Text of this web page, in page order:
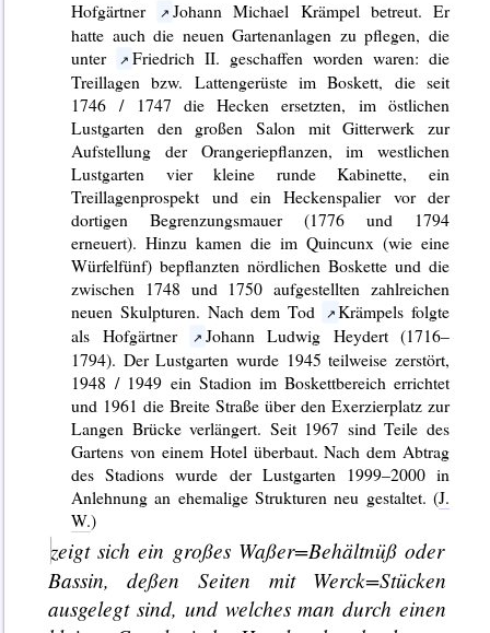
Hofgärtner
Johann Michael Krämpel betreut. Er
hatte auch die neuen Gartenanlagen zu pflegen, die
unter
Friedrich II. geschaffen worden waren: die
Treillagen bzw. Lattengerüste im Boskett, die seit
1746 / 1747 die Hecken ersetzten, im östlichen
Lustgarten den großen Salon mit Gitterwerk zur
Aufstellung der Orangeriepflanzen, im westlichen
Lustgarten vier kleine runde Kabinette, ein
Treillagenprospekt und ein Heckenspalier vor der
dortigen Begrenzungsmauer (1776 und 1794
erneuert). Hinzu kamen die im Quincunx (wie eine
Würfelfünf) bepflanzten nördlichen Boskette und die
zwischen 1748 und 1750 aufgestellten zahlreichen
neuen Skulpturen. Nach dem Tod
Krämpels folgte
als Hofgärtner
Johann Ludwig Heydert (1716–
1794). Der Lustgarten wurde 1945 teilweise zerstört,
1948 / 1949 ein Stadion im Boskettbereich errichtet
und 1961 die Breite Straße über den Exerzierplatz zur
Langen Brücke verlängert. Seit 1967 sind Teile des
Gartens von einem Hotel überbaut. Nach dem Abtrag
des Stadions wurde der Lustgarten 1999–2000 in
Anlehnung an ehemalige Strukturen neu gestaltet. (J.
W.)
zeigt sich ein großes Waßer=Behältnüß oder
Bassin, deßen Seiten mit Werck=Stücken
ausgelegt sind, und welches man durch einen